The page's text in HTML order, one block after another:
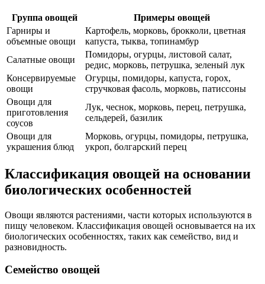
Группа овощей
Примеры овощей
Гарниры и
объемные овощи
Картофель, морковь, брокколи, цветная
капуста, тыква, топинамбур
Салатные овощи
Помидоры, огурцы, листовой салат,
редис, морковь, петрушка, зеленый лук
Консервируемые
овощи
Огурцы, помидоры, капуста, горох,
стручковая фасоль, морковь, патиссоны
Овощи для
приготовления
соусов
Лук, чеснок, морковь, перец, петрушка,
сельдерей, базилик
Овощи для
украшения блюд
Морковь, огурцы, помидоры, петрушка,
укроп, болгарский перец
Классификация овощей на основании
биологических особенностей
Овощи являются растениями, части которых используются в
пищу человеком. Классификация овощей основывается на их
биологических особенностях, таких как семейство, вид и
разновидность.
Семейство овощей